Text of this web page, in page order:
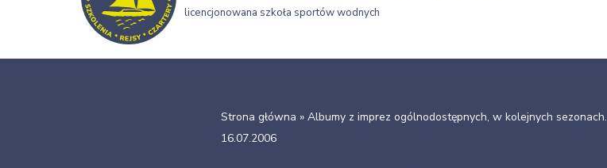
licencjonowana szkoła sportów wodnych
Strona główna » Albumy z imprez ogólnodostępnych, w kolejnych sezonach.
16.07.2006